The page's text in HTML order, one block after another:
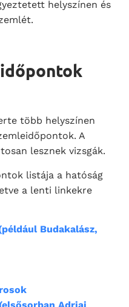
helyszínen és
időpontok
több helyszínen
A
lesznek vizsgák.
listája a hatóság
a lenti linkekre
Budakalász,